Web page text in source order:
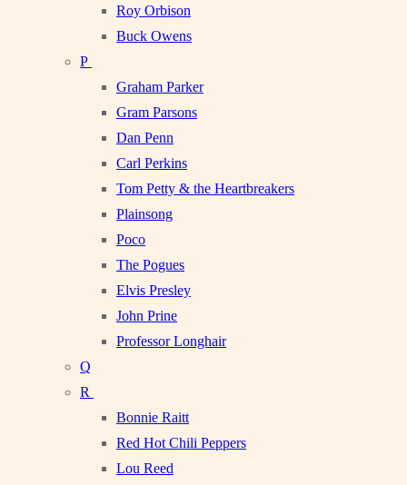
Roy Orbison
Buck Owens
P
Graham Parker
Gram Parsons
Dan Penn
Carl Perkins
Tom Petty & the Heartbreakers
Plainsong
Poco
The Pogues
Elvis Presley
John Prine
Professor Longhair
Q
R
Bonnie Raitt
Red Hot Chili Peppers
Lou Reed